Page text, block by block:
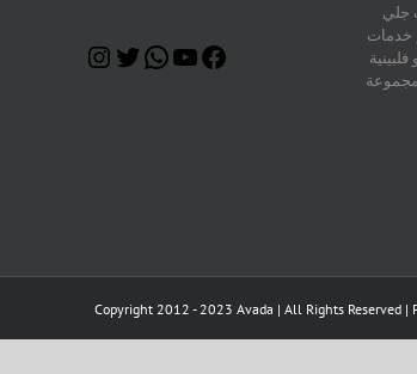
جلي
خدمات
Facebook
YouTube
WhatsApp
Twitter
Copyright 2012 - 2023 Avada | All Rights Reserved |